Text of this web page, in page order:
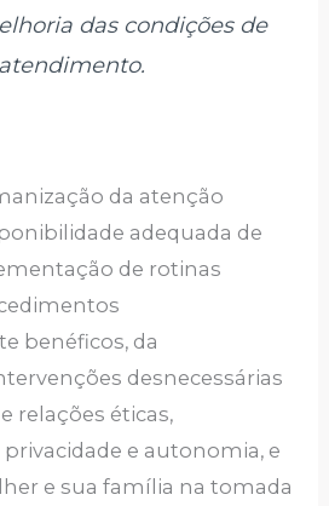
das condições de
da atenção
adequada de
de rotinas
benéficos, da
desnecessárias
relações éticas,
e autonomia, e
e sua família na tomada